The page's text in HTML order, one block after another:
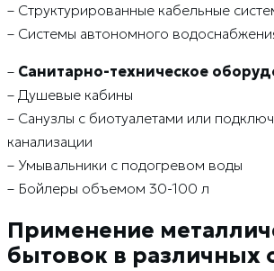
– Структурированные кабельные
– Системы автономного
– Санитарно-техническое
– Душевые кабины
– Санузлы с биотуалетами или
канализации
– Умывальники с подогревом воды
– Бойлеры объемом 30-100 л
Применение
бытовок в различных